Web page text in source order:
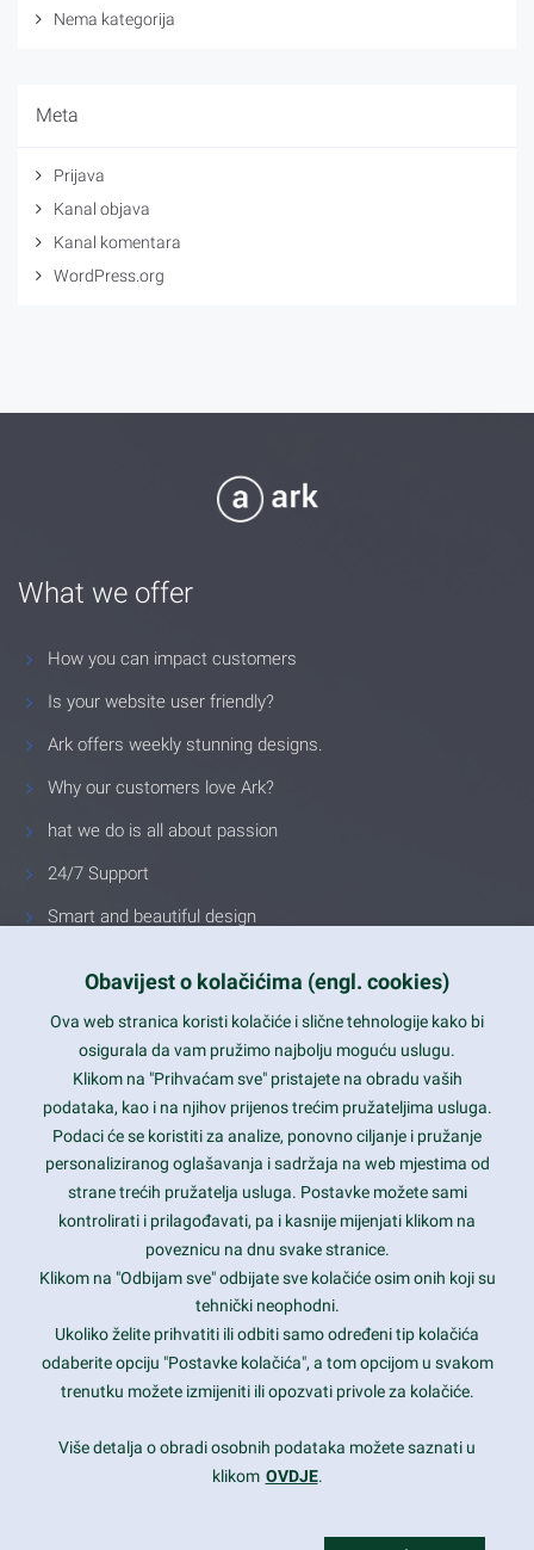
Nema kategorija
Meta
Prijava
Kanal objava
Kanal komentara
WordPress.org
What we offer
How you can impact customers
Is your website user friendly?
Ark offers weekly stunning designs.
Why our customers love Ark?
hat we do is all about passion
24/7 Support
Smart and beautiful design
Latest trends and much more...
Contact Info
1600 Amphitheatre Parkway, Mountain View, CA 94043
prothemes.net@gmail.com
Daily: 9:00 am - 6:00 pm
Sunday: Closed
Copyright 2017FRESHFACE© All Rights Reserved
Obavijest o kolačićima (engl. cookies)
Ova web stranica koristi kolačiće i slične tehnologije kako bi
osigurala da vam pružimo najbolju moguću uslugu.
Klikom na "Prihvaćam sve" pristajete na obradu vaših
podataka, kao i na njihov prijenos trećim pružateljima usluga.
Podaci će se koristiti za analize, ponovno ciljanje i pružanje
personaliziranog oglašavanja i sadržaja na web mjestima od
strane trećih pružatelja usluga. Postavke možete sami
kontrolirati i prilagođavati, pa i kasnije mijenjati klikom na
poveznicu na dnu svake stranice.
Klikom na "Odbijam sve" odbijate sve kolačiće osim onih koji su
tehnički neophodni.
Ukoliko želite prihvatiti ili odbiti samo određeni tip kolačića
odaberite opciju "Postavke kolačića", a tom opcijom u svakom
trenutku možete izmijeniti ili opozvati privole za kolačiće.
Više detalja o obradi osobnih podataka možete saznati u
klikom OVDJE.